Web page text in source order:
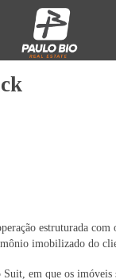
estruturada com
imobilizado do
em que os imóveis